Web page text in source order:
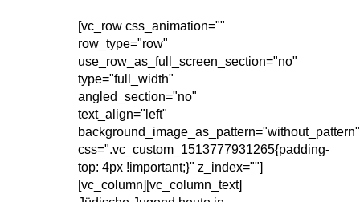
[vc_row css_animation=""
row_type="row"
use_row_as_full_screen_section="no"
type="full_width"
angled_section="no"
text_align="left"
background_image_as_pattern="without_pattern"
css=".vc_custom_1513777931265{padding-
top: 4px !important;}" z_index=""]
[vc_column][vc_column_text]